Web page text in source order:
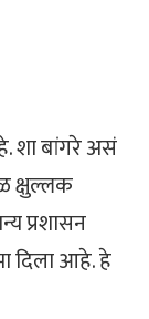
शा बांगरे असं
क्षुल्लक
प्रशासन
दिला आहे. हे